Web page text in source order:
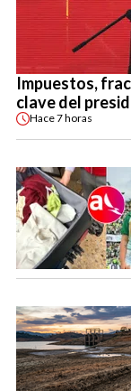
Impuestos,
clave del
Hace7 horas